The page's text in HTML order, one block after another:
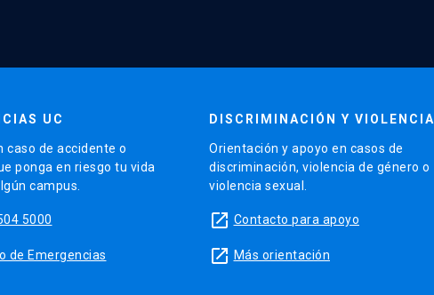
UC
caso de accidente o
ponga en riesgo tu vida
campus.
5000
de Emergencias
DISCRIMINACIÓN Y VIOLENCIA
Orientación y apoyo en casos de
discriminación, violencia de género o
violencia sexual.
launch Contacto para apoyo
launch Más orientación